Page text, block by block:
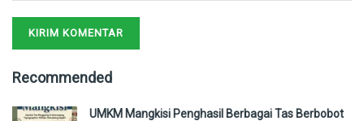
Recommended
UMKM Mangkisi Penghasil Berbagai Tas Berbobot